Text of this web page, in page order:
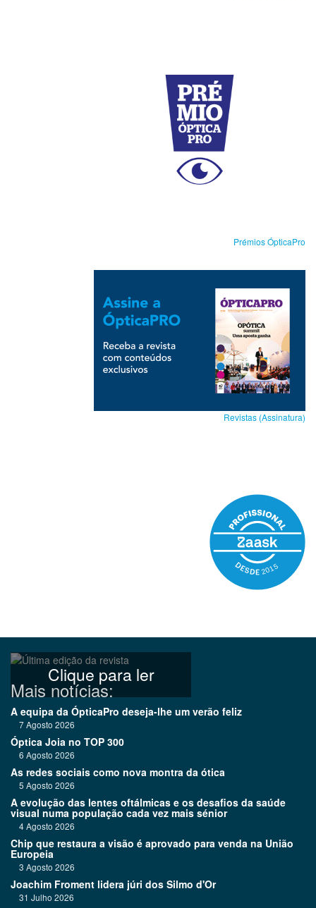
Prémios ÓpticaPro
Revistas (Assinatura)
Clique para ler
Mais notícias:
A equipa da ÓpticaPro deseja-lhe um verão feliz
7 Agosto 2026
Óptica Joia no TOP 300
6 Agosto 2026
As redes sociais como nova montra da ótica
5 Agosto 2026
A evolução das lentes oftálmicas e os desafios da saúde
visual numa população cada vez mais sénior
4 Agosto 2026
Chip que restaura a visão é aprovado para venda na União
Europeia
3 Agosto 2026
Joachim Froment lidera júri dos Silmo d'Or
31 Julho 2026